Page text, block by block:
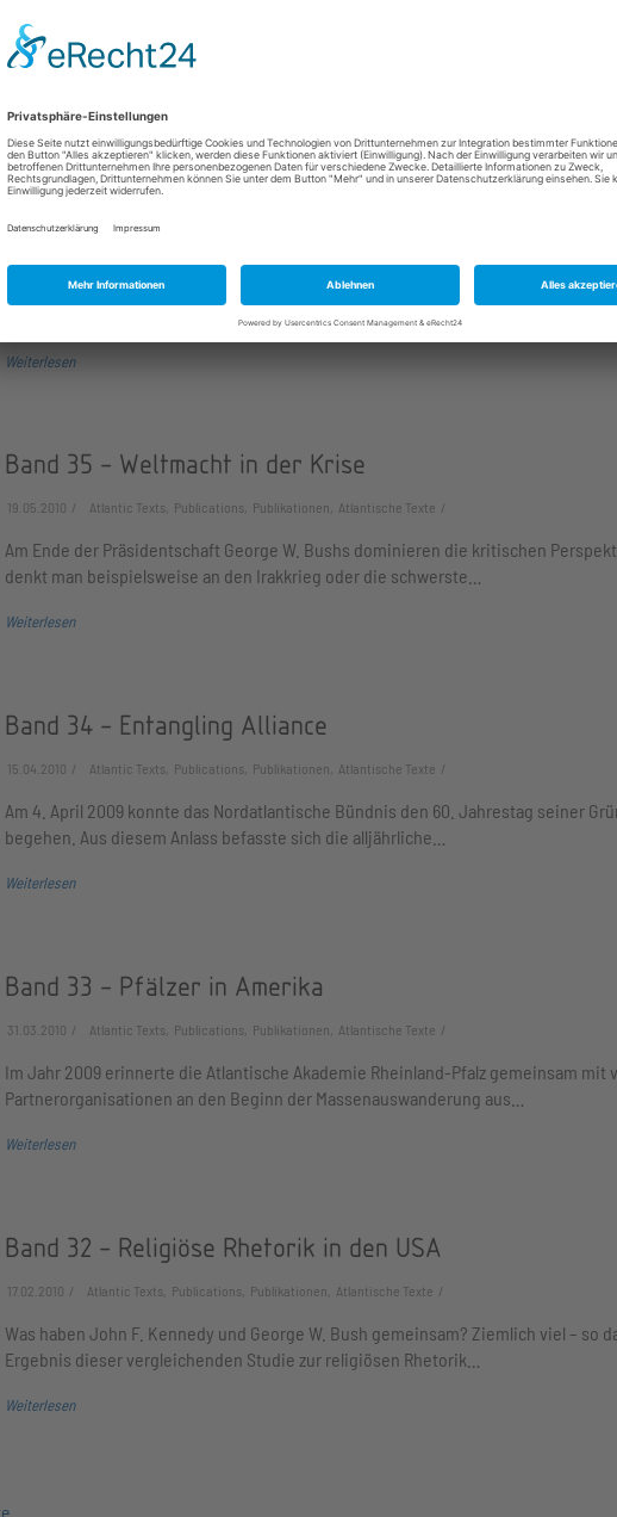
08.04.2013
Vor nunmehr 150 Jahren – am 23. Mai 1863 – schlug mit der Gründung des
Weiterlesen
Band 36 - Weltmacht im Wandel
Barack Obama stellte das Projekt des Wandels und der Erneuerung der USA in das
programmatische Zentrum seiner 2009 begonnen Präsidentschaft. Die…
Weiterlesen
Band 35 - Weltmacht in der Krise
19.05.2010 Atlantic Texts, Publications, Publikationen, Atlantische Texte
Am Ende der Präsidentschaft George W. Bushs dominieren die kritischen
denkt man beispielsweise an den Irakkrieg oder die schwerste…
Weiterlesen
Band 34 - Entangling Alliance
15.04.2010 Atlantic Texts, Publications, Publikationen, Atlantische Texte
Am 4. April 2009 konnte das Nordatlantische Bündnis den 60. Jahrestag seiner
begehen. Aus diesem Anlass befasste sich die alljährliche…
Weiterlesen
Band 33 - Pfälzer in Amerika
31.03.2010 Atlantic Texts, Publications, Publikationen, Atlantische Texte
Im Jahr 2009 erinnerte die Atlantische Akademie Rheinland-Pfalz gemeinsam mit
Partnerorganisationen an den Beginn der Massenauswanderung aus…
Weiterlesen
Band 32 - Religiöse Rhetorik in den USA
17.02.2010 Atlantic Texts, Publications, Publikationen, Atlantische Texte
Was haben John F. Kennedy und George W. Bush gemeinsam? Ziemlich viel – so
Ergebnis dieser vergleichenden Studie zur religiösen Rhetorik…
Weiterlesen